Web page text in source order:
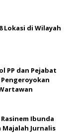
Lokasi di Wilayah
PP dan Pejabat
Ibunda
Jurnalis